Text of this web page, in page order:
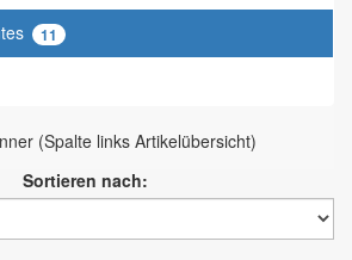
11
(Spalte links Artikelübersicht)
Sortieren nach: